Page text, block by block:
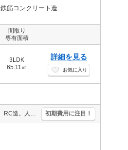
鉄筋コンクリート造
間取り
専有面積
3LDK
65.11㎡
詳細を見る
お気に入り
駐車場は敷地内。追い焚き機能付きバス。洗面化粧台付き。積水ハウス施工。RC造。人気の湘南エリア。キッチンは対面式。2階角部屋。オンライン内見対応可。内見予約受付中。 初期費用に注目！